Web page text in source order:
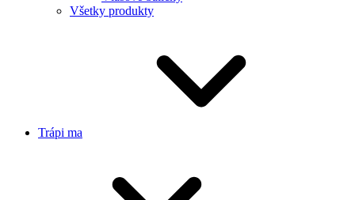
Všetky produkty
Trápi ma